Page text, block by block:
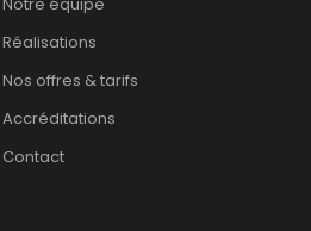
Réalisations
Nos offres & tarifs
Accréditations
Contact